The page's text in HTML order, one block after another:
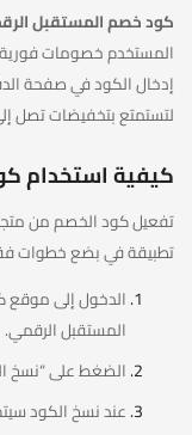
كود خصم المستقبل
المستخدم خصومات
إدخال الكود في صفحة
لتستمتع بتخفيضات تصل
كيفية استخدام
تفعيل كود الخصم من
تطبيقة في بضع خطوات
الدخول إلى
المستقبل الرقمي.
الضغط على “نسخ
عند نسخ الكود